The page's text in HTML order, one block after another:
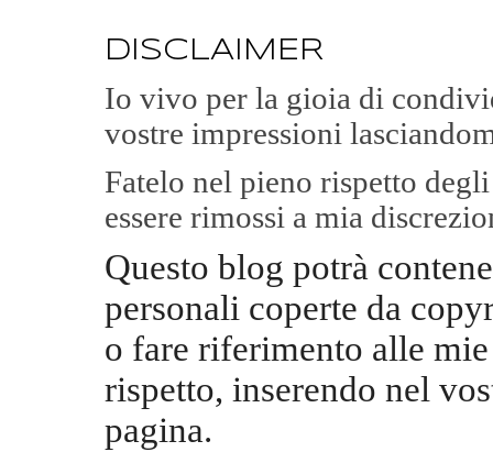
DISCLAIMER
Io vivo per la gioia di
vostre impressioni
Fatelo nel pieno rispetto
essere rimossi a mia
Questo blog potrà
personali coperte da
o fare riferimento alle
rispetto, inserendo nel
pagina.